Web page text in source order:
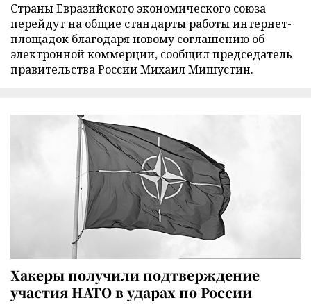
Страны Евразийского экономического союза
перейдут на общие стандарты работы интернет-
площадок благодаря новому соглашению об
электронной коммерции, сообщил председатель
правительства России Михаил Мишустин.
Хакеры получили подтверждение
участия НАТО в ударах по России